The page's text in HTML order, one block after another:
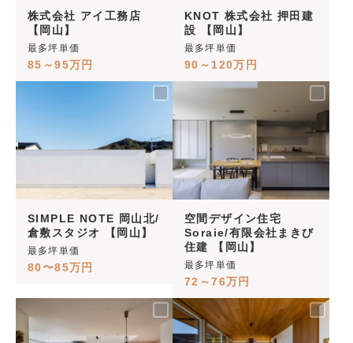
株式会社 アイ工務店
【岡山】
最多坪単価
85～95万円
KNOT 株式会社 押田建
設 【岡山】
最多坪単価
90～120万円
SIMPLE NOTE 岡山北/
倉敷スタジオ 【岡山】
最多坪単価
80〜85万円
空間デザイン住宅
Soraie/有限会社まきび
住建 【岡山】
最多坪単価
72～76万円